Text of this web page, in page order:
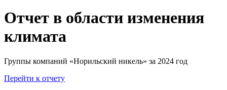
Отчет в области изменения
климата
Группы компаний «Норильский никель» за 2024 год
Перейти к отчету